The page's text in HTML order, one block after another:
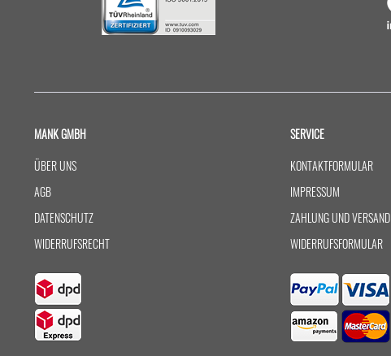
MANK GMBH
ÜBER UNS
AGB
DATENSCHUTZ
WIDERRUFSRECHT
SERVICE
KONTAKTFORMULAR
IMPRESSUM
ZAHLUNG UND VERSAND
WIDERRUFSFORMULAR